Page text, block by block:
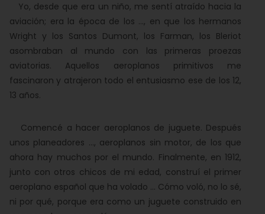
Yo, desde que era un niño, me sentí atraído hacia la
aviación; era la época de los ..., en que los hermanos
Wright y los Santos Dumont, los Farman, los Bleriot
asombraban al mundo con las primeras proezas
aviatorias. Aquellos aeroplanos primitivos me
fascinaron y atrajeron todo el entusiasmo ese de los 12,
13 años.
Comencé a hacer aeroplanos de juguete. Después
unos planeadores ..., aeroplanos sin motor, de los que
ahora hay muchos por el mundo. Finalmente, en 1912,
junto con otros chicos de mi edad, construí el primer
aeroplano español que ha volado ... Cómo voló, no lo sé,
ni por qué, porque era como un juguete construido en